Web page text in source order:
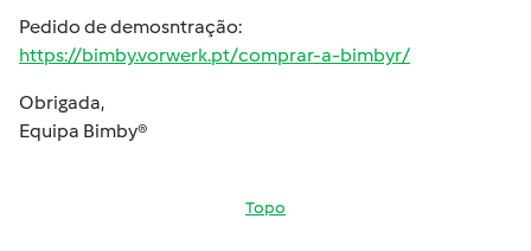
Pedido de demosntração:
https://bimby.vorwerk.pt/comprar-a-bimbyr/
Obrigada,
Equipa Bimby®
Topo